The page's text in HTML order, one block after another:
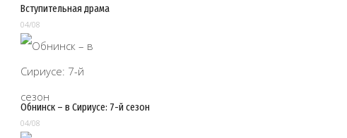
Вступительная драма
04/08
Обнинск – в Сириусе: 7-й сезон
04/08